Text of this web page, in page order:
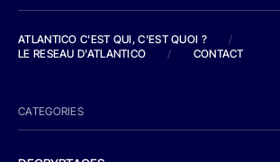
ATLANTICO C'EST QUI, C'EST QUOI ?
/
LE RESEAU D'ATLANTICO
/ CONTACT
CATEGORIES